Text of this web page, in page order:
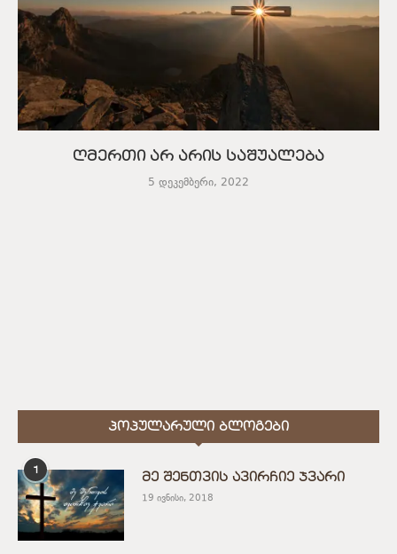
ღმერთი არ არის საშუალება
5 დეკემბერი, 2022
ᲞᲝᲞᲣᲚᲐᲠᲣᲚᲘ ᲑᲚᲝᲒᲔᲑᲘ
1
მე შენთვის ავირჩიე ჯვარი
19 ივნისი, 2018